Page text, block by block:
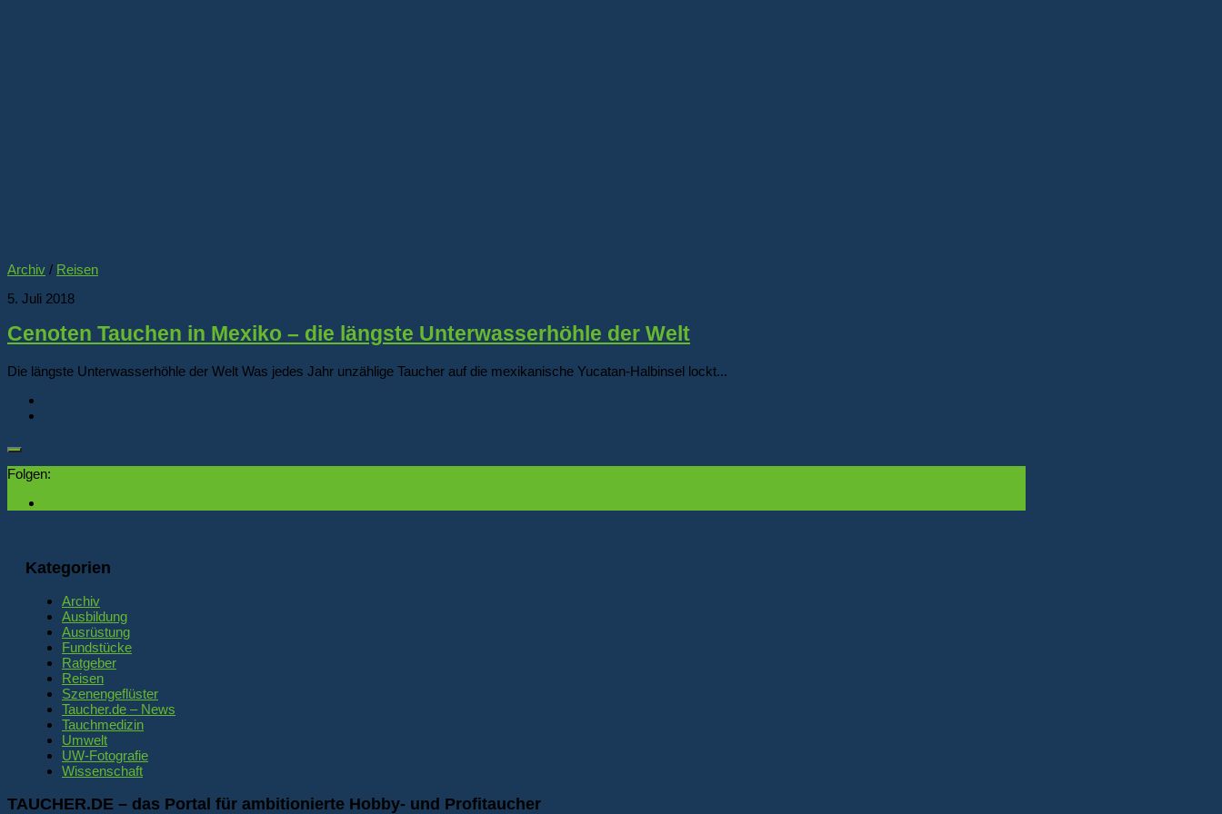
Archiv / Reisen
5. Juli 2018
Cenoten Tauchen in Mexiko – die längste Unterwasserhöhle der Welt
Die längste Unterwasserhöhle der Welt Was jedes Jahr unzählige Taucher auf die mexikanische Yucatan-Halbinsel lockt...
Folgen:
Kategorien
Archiv
Ausbildung
Ausrüstung
Fundstücke
Ratgeber
Reisen
Szenengeflüster
Taucher.de – News
Tauchmedizin
Umwelt
UW-Fotografie
Wissenschaft
TAUCHER.DE – das Portal für ambitionierte Hobby- und Profitaucher